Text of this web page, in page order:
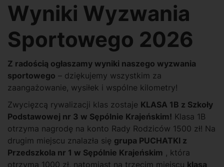
Wyniki Wyzwania
Sportowego 2026
Z radością ogłaszamy wyniki naszego wyzwania
sportowego – dziękujemy wszystkim za
zaangażowanie, wysiłek i wspólne kilometry!
Zwycięzcą rywalizacji klas zostaje KLASA 1B z Szkoły
Podstawowej nr 3 w Sępólnie Krajeńskim! Klasa 1B
otrzyma nagrodę na konto Rady Rodziców 1500 zł! Na
drugim miejscu znalazła się grupa PUCHATKI z
Przedszkola nr 1 w Sępólnie Krajeńskim , która
otrzyma 1000 zł, natomiast na trzecim miejscu klasa